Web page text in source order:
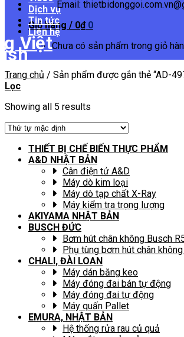
Email:
Giỏ hàng / 0₫ 0
Chưa có sản phẩm trong giỏ
Dịch vụ
Tin tức
Liên hệ
Trang chủ / Sản phẩm được gắn thẻ “AD-
Lọc
Showing all 5 results
THIẾT BỊ CHẾ BIẾN THỰC PHẨM
A&D NHẬT BẢN
Cân điện tử A&D
Máy dò kim loại
Máy dò tạp chất X-Ray
Máy kiểm tra trọng lượng
AKIYAMA NHẬT BẢN
BUSCH ĐỨC
Bơm hút chân không Busch
Phụ tùng bơm hút chân
CHALI, ĐÀI LOAN
Máy dán băng keo
Máy đóng đai bán tự động
Máy đóng đai tự động
Máy quấn Pallet
EMURA, NHẬT BẢN
Hệ thống rửa rau củ quả